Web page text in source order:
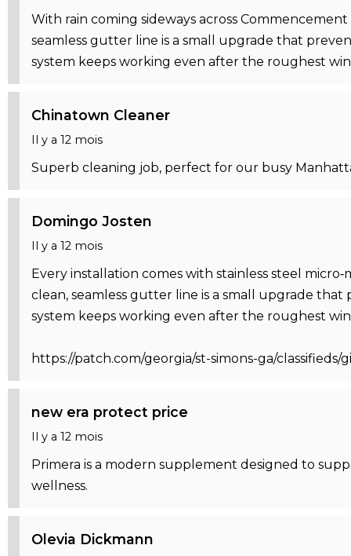
With rain coming sideways across
seamless gutter line is a small upgrade that
system keeps working even after the roughest
Chinatown Cleaner
Il y a 12 mois
Superb cleaning job, perfect for our busy
Domingo Josten
Il y a 12 mois
Every installation comes with stainless steel
clean, seamless gutter line is a small upgrade
system keeps working even after the roughest
https://patch.com/georgia/st-simons-ga/
new era protect price
Il y a 12 mois
Primera is a modern supplement designed to
wellness.
Olevia Dickmann